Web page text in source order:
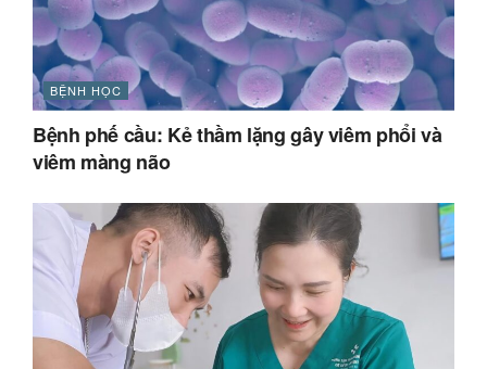
BỆNH HỌC
Bệnh phế cầu: Kẻ thầm lặng gây viêm phổi và
viêm màng não